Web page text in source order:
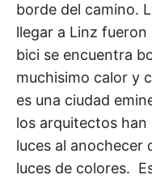
borde del camino.
llegar a Linz fueron
bici se encuentra
muchisimo calor y
es una ciudad
los arquitectos han
luces al anochecer
luces de colores.